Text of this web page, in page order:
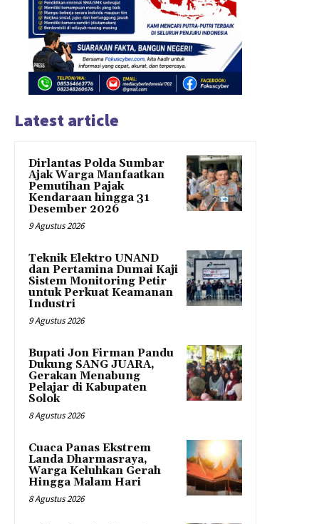
Latest article
Dirlantas Polda Sumbar
Ajak Warga Manfaatkan
Pemutihan Pajak
Kendaraan hingga 31
Desember 2026
9 Agustus 2026
Teknik Elektro UNAND
dan Pertamina Dumai Kaji
Sistem Monitoring Petir
untuk Perkuat Keamanan
Industri
9 Agustus 2026
Bupati Jon Firman Pandu
Dukung SANG JUARA,
Gerakan Menabung
Pelajar di Kabupaten
Solok
8 Agustus 2026
Cuaca Panas Ekstrem
Landa Dharmasraya,
Warga Keluhkan Gerah
Hingga Malam Hari
8 Agustus 2026